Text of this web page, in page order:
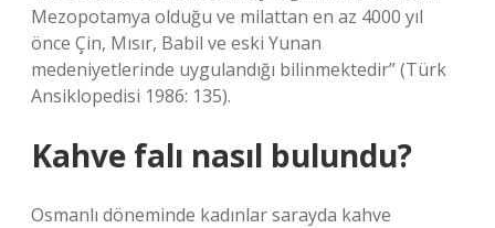
Mezopotamya olduğu ve milattan en az 4000 yıl
önce Çin, Mısır, Babil ve eski Yunan
medeniyetlerinde uygulandığı bilinmektedir” (Türk
Ansiklopedisi 1986: 135).
Kahve falı nasıl bulundu?
Osmanlı döneminde kadınlar sarayda kahve